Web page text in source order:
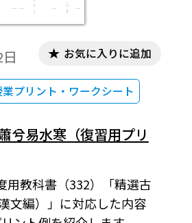
プリント・ワークシート
お気に入りに追加
兮易水寒（復習用プリ
用教科書（332）「精選古
文編）」に対応した内容